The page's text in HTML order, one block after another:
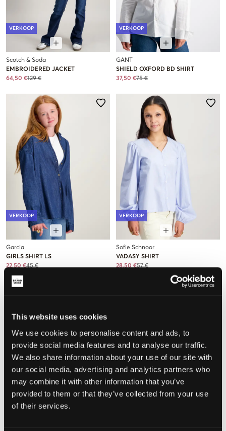
This website uses cookies
We use cookies to personalise content and ads, to
provide social media features and to analyse our traffic.
We also share information about your use of our site with
our social media, advertising and analytics partners who
may combine it with other information that you’ve
provided to them or that they’ve collected from your use
of their services.
VERKOOP
Scotch & Soda
EMBROIDERED JACKET
64,50 €129 €
VERKOOP
GANT
SHIELD OXFORD BD SHIRT
37,50 €75 €
VERKOOP
Garcia
GIRLS SHIRT LS
22,50 €45 €
VERKOOP
Sofie Schnoor
VADASY SHIRT
28,50 €57 €
VERKOOP